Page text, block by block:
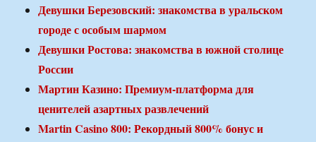
Девушки Березовский: знакомства в уральском
городе с особым шармом
Девушки Ростова: знакомства в южной столице
России
Мартин Казино: Премиум-платформа для
ценителей азартных развлечений
Martin Casino 800: Рекордный 800% бонус и